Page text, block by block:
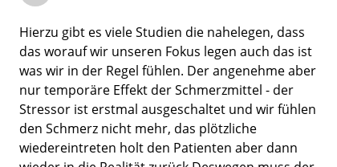
Hierzu gibt es viele Studien die nahelegen, dass
das worauf wir unseren Fokus legen auch das ist
was wir in der Regel fühlen. Der angenehme aber
nur temporäre Effekt der Schmerzmittel - der
Stressor ist erstmal ausgeschaltet und wir fühlen
den Schmerz nicht mehr, das plötzliche
wiedereintreten holt den Patienten aber dann